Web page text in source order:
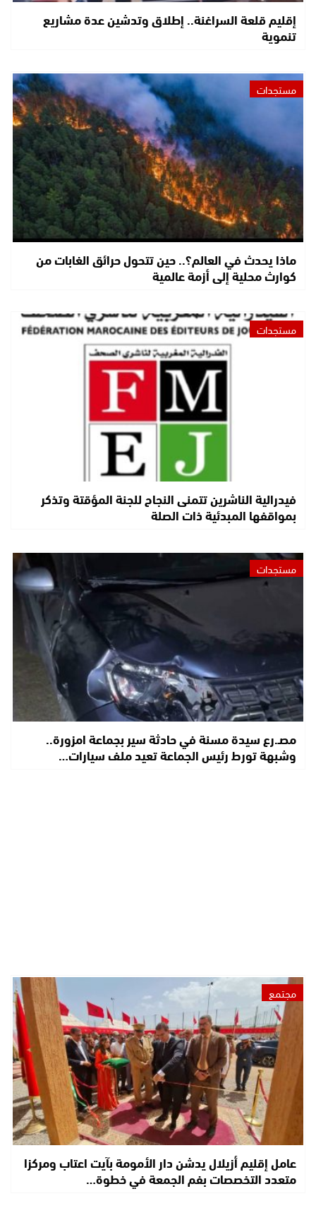
إقليم قلعة السراغنة.. إطلاق وتدشين عدة مشاريع
تنموية
مستجدات
ماذا يحدث في العالم؟.. حين تتحول حرائق الغابات من
كوارث محلية إلى أزمة عالمية
مستجدات
فيدرالية الناشرين تتمنى النجاح للجنة المؤقتة وتذكر
بمواقفها المبدئية ذات الصلة
مستجدات
مصـ.رع سيدة مسنة في حادثة سير بجماعة امزورة..
وشبهة تورط رئيس الجماعة تعيد ملف سيارات…
مجتمع
عامل إقليم أزيلال يدشن دار الأمومة بآيت اعتاب ومركزا
متعدد التخصصات بفم الجمعة في خطوة…